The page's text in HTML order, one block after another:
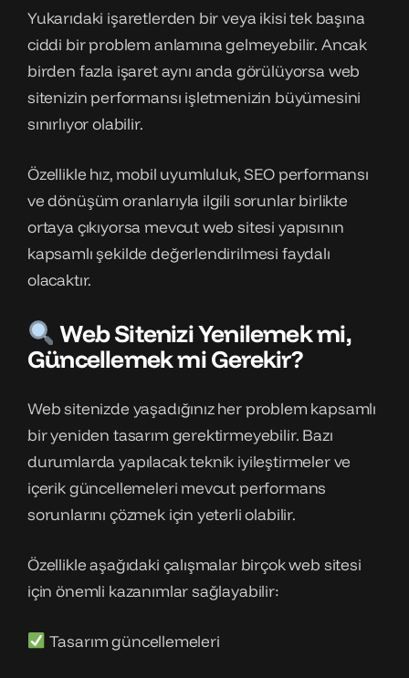
Yukarıdaki işaretlerden bir veya ikisi tek başına
ciddi bir problem anlamına gelmeyebilir. Ancak
birden fazla işaret aynı anda görülüyorsa web
sitenizin performansı işletmenizin büyümesini
sınırlıyor olabilir.
Özellikle hız, mobil uyumluluk, SEO performansı
ve dönüşüm oranlarıyla ilgili sorunlar birlikte
ortaya çıkıyorsa mevcut web sitesi yapısının
kapsamlı şekilde değerlendirilmesi faydalı
olacaktır.
Web Sitenizi Yenilemek mi,
Güncellemek mi Gerekir?
Web sitenizde yaşadığınız her problem kapsamlı
bir yeniden tasarım gerektirmeyebilir. Bazı
durumlarda yapılacak teknik iyileştirmeler ve
içerik güncellemeleri mevcut performans
sorunlarını çözmek için yeterli olabilir.
Özellikle aşağıdaki çalışmalar birçok web sitesi
için önemli kazanımlar sağlayabilir:
Tasarım güncellemeleri